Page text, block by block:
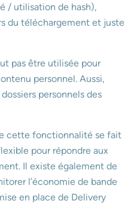
/ utilisation de hash),
du téléchargement et juste
pas être utilisée pour
personnel. Aussi,
personnels des
cette fonctionnalité se fait
pour répondre aux
Il existe également de
l’économie de bande
en place de Delivery